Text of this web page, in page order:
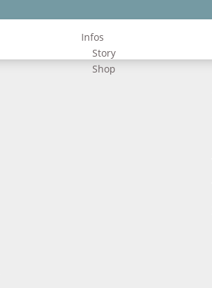
Infos
Story
Shop